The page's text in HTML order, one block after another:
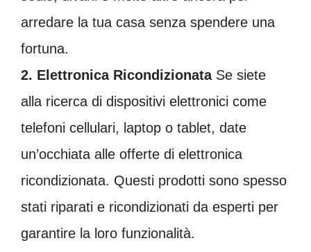
arredare la tua casa senza spendere una
fortuna.
2. Elettronica Ricondizionata Se siete
alla ricerca di dispositivi elettronici come
telefoni cellulari, laptop o tablet, date
un’occhiata alle offerte di elettronica
ricondizionata. Questi prodotti sono spesso
stati riparati e ricondizionati da esperti per
garantire la loro funzionalità.